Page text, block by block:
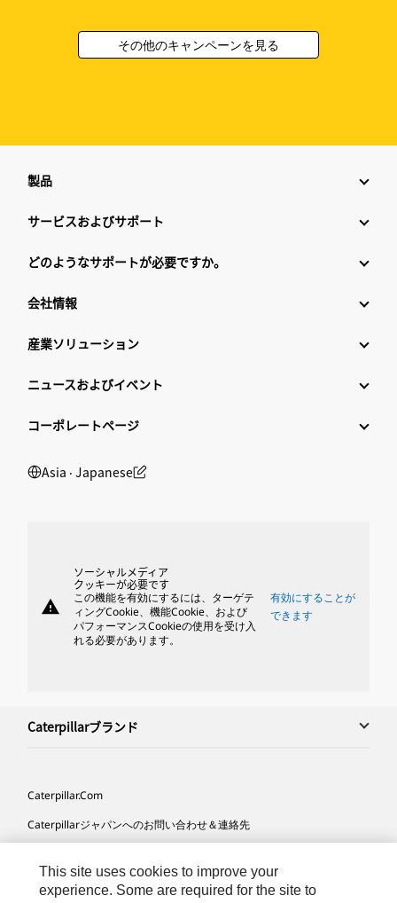
その他のキャンペーンを見る
製品
サービスおよびサポート
どのようなサポートが必要ですか。
会社情報
産業ソリューション
ニュースおよびイベント
コーポレートページ
Asia ‧ Japanese
warning
ソーシャルメディア
クッキーが必要です
この機能を有効にするには、ターゲテ
ィングCookie、機能Cookie、および
パフォーマンスCookieの使用を受け入
れる必要があります。
有効にすることが
できます
Caterpillarブランド
Caterpillar.com
Caterpillarジャパンへのお問い合わせ＆連絡先
サイト･マップ
This site uses cookies to improve your
experience. Some are required for the site to